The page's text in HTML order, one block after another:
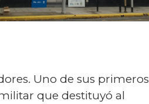
Uno de sus primeros
que destituyó al